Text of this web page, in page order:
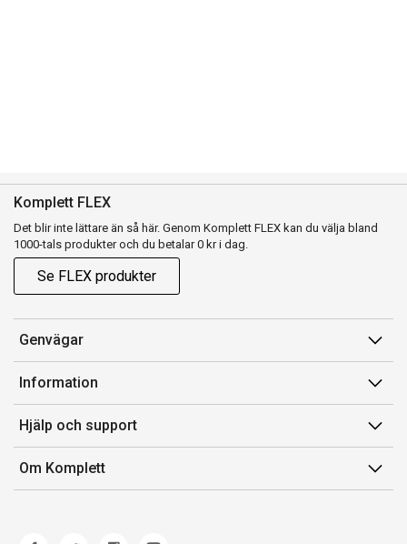
Komplett FLEX
Det blir inte lättare än så här. Genom Komplett FLEX kan du välja bland
1000-tals produkter och du betalar 0 kr i dag.
Se FLEX produkter
Genvägar
Konto
Orderhistorik
Presentkort
Komplett Club
Information
Försäljningsvillkor
Medlemsvillkor for Komplett Club
Lediga tjänster
Hjälp och support
Kontakta oss
Kundservice
Om Komplett